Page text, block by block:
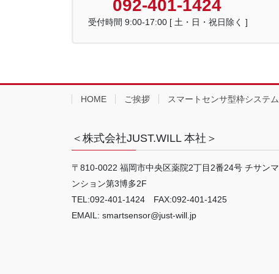
092-401-1424
受付時間 9:00-17:00 [ 土・日・祝日除く ]
HOME ご挨拶 スマートセンサ型枠システム
＜株式会社JUST.WILL 本社＞
〒810-0022 福岡市中央区薬院2丁目2番24号 チサンマ
ンション第3博多2F
TEL:092-401-1424 FAX:092-401-1425
EMAIL: smartsensor@just-will.jp